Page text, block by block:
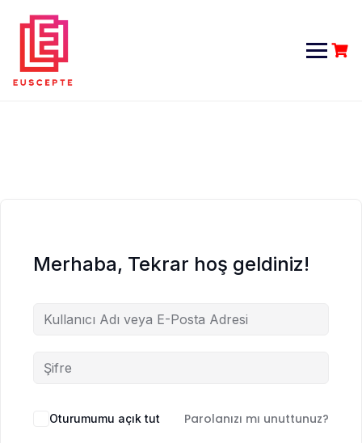
content
Merhaba, Tekrar hoş geldiniz!
Oturumumu açık tut Parolanızı mı unuttunuz?